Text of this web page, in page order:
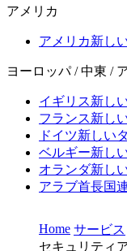
アメリカ
アメリカ新し
ヨーロッパ / 中東 /
イギリス新し
フランス新し
ドイツ新しい
ベルギー新し
オランダ新し
アラブ首長国
Home サービス
セキュリティ